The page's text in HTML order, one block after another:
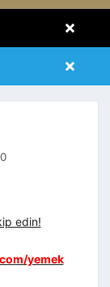
×
×
edin!
yemek